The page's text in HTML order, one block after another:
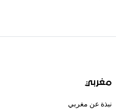
مغربي
نبذة عن مغربي